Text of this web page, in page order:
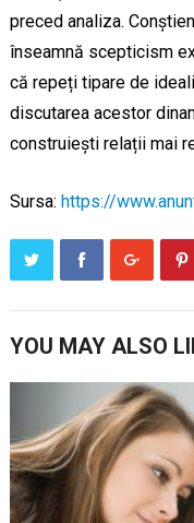
preced analiza.
înseamnă scepticism
că repeți tipare de
discutarea acestor
construiești relații mai
Sursa: https://
YOU MAY ALSO